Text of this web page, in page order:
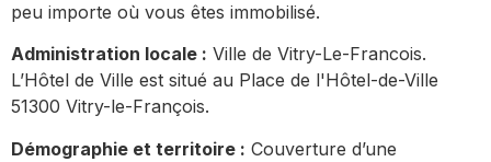
peu importe où vous êtes immobilisé.
Administration locale : Ville de Vitry-Le-Francois.
L’Hôtel de Ville est situé au Place de l'Hôtel-de-Ville
51300 Vitry-le-François.
Démographie et territoire : Couverture d’une